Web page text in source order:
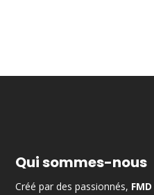
Qui sommes-nous
Créé par des passionnés, FMD